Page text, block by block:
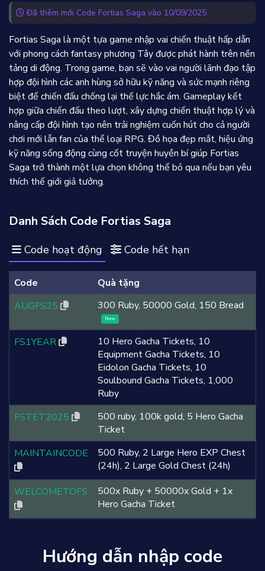
Đã thêm mới Code Fortias Saga vào 10/09/2025
Fortias Saga là một tựa game nhập vai chiến thuật hấp dẫn
với phong cách fantasy phương Tây được phát hành trên nền
tảng di động. Trong game, bạn sẽ vào vai người lãnh đạo tập
hợp đội hình các anh hùng sở hữu kỹ năng và sức mạnh riêng
biệt để chiến đấu chống lại thế lực hắc ám. Gameplay kết
hợp giữa chiến đấu theo lượt, xây dựng chiến thuật hợp lý và
nâng cấp đội hình tạo nên trải nghiệm cuốn hút cho cả người
chơi mới lẫn fan của thể loại RPG. Đồ họa đẹp mắt, hiệu ứng
kỹ năng sống động cùng cốt truyện huyền bí giúp Fortias
Saga trở thành một lựa chọn không thể bỏ qua nếu bạn yêu
thích thế giới giả tưởng.
Danh Sách Code Fortias Saga
Code hoạt động Code hết hạn
Code
Quà tặng
AUGFS25
300 Ruby, 50000 Gold, 150 Bread
New
FS1YEAR
10 Hero Gacha Tickets, 10
Equipment Gacha Tickets, 10
Eidolon Gacha Tickets, 10
Soulbound Gacha Tickets, 1,000
Ruby
FSTET2025
500 ruby, 100k gold, 5 Hero Gacha
Ticket
MAINTAINCODE
500 Ruby, 2 Large Hero EXP Chest
(24h), 2 Large Gold Chest (24h)
WELCOMETOFS
500x Ruby + 50000x Gold + 1x
Hero Gacha Ticket
Hướng dẫn nhập code